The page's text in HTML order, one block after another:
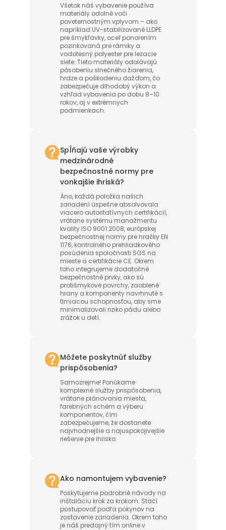
Všetok náš vybavenie používa
materiály odolné voči
poveternostným vplyvom – ako
napríklad UV-stabilizované LLDPE
pre šmykľavky, oceľ ponorením
pozinkovaná pre rámiky a
vodotesný polyester pre lezacie
siete. Tieto materiály odolávajú
pôsobeniu slnečného žiarenia,
hrdze a poškodeniu dažďom, čo
zabezpečuje dlhodobý výkon a
vzhľad vybavenia po dobu 8–10
rokov, aj v extrémnych
podmienkach.
Spĺňajú vaše výrobky
medzinárodné
bezpečnostné normy pre
vonkajšie ihriská?
Áno, každá položka našich
zariadení úspešne absolvovala
viacero autoritatívnych certifikácií,
vrátane systému manažmentu
kvality ISO 9001:2008, európskej
bezpečnostnej normy pre hračky EN
1176, kontrolného prehliadkového
posúdenia spoločnosti SGS na
mieste a certifikácie CE. Okrem
toho integrujeme dodatočné
bezpečnostné prvky, ako sú
protišmykové povrchy, zaoblené
hrany a komponenty navrhnuté s
tlmiacou schopnosťou, aby sme
minimalizovali riziko pádu alebo
zrážok u detí.
Môžete poskytnúť služby
prispôsobenia?
Samozrejme! Ponúkame
komplexné služby prispôsobenia,
vrátane plánovania miesta,
farebných schém a výberu
komponentov, čím
zabezpečujeme, že dostanete
najvhodnejšie a najuspokojivejšie
riešenie pre ihrisko.
Ako namontujem vybavenie?
Poskytujeme podrobné návody na
inštaláciu krok za krokom. Stačí
postupovať podľa pokynov na
zostavenie zariadenia. Okrem toho
je náš predajný tím online v